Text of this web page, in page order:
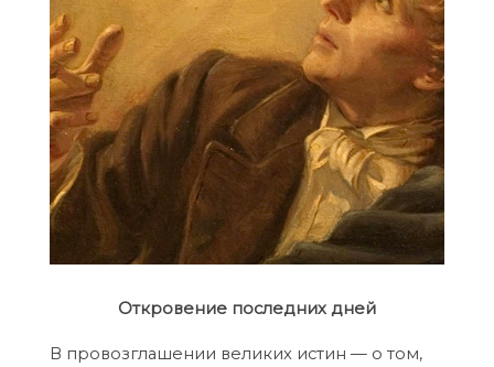
Откровение последних дней
В провозглашении великих истин — о том,